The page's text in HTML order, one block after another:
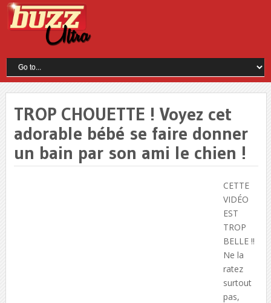
TROP CHOUETTE ! Voyez cet
adorable bébé se faire donner
un bain par son ami le chien !
CETTE
VIDÉO
EST
TROP
BELLE !!
Ne la
ratez
surtout
pas,